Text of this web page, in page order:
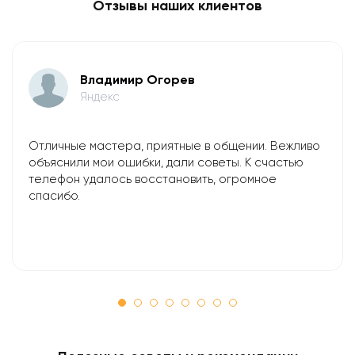
Отзывы наших клиентов
Владимир Огорев
Яндекс
Отличные мастера, приятные в общении. Вежливо
объяснили мои ошибки, дали советы. К счастью
телефон удалось восстановить, огромное
спасибо.